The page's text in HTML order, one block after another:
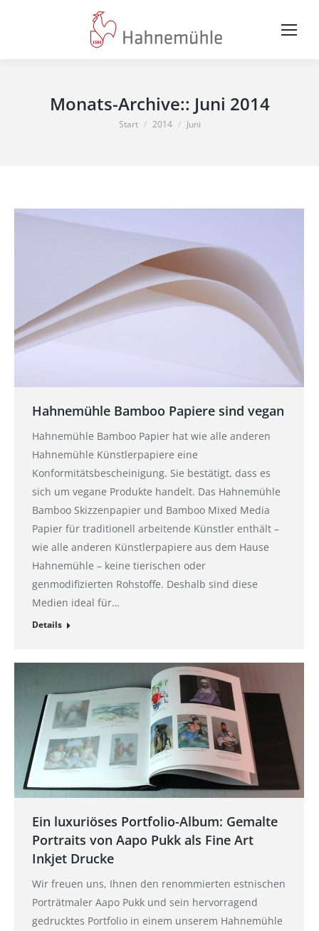
Monats-Archive:: Juni 2014
Sie befinden sich hier:
Start 2014 Juni
Hahnemühle Bamboo Papiere sind vegan
Hahnemühle Bamboo Papier hat wie alle anderen
Hahnemühle Künstlerpapiere eine
Konformitätsbescheinigung. Sie bestätigt, dass es
sich um vegane Produkte handelt. Das Hahnemühle
Bamboo Skizzenpapier und Bamboo Mixed Media
Papier für traditionell arbeitende Künstler enthält –
wie alle anderen Künstlerpapiere aus dem Hause
Hahnemühle – keine tierischen oder
genmodifizierten Rohstoffe. Deshalb sind diese
Medien ideal für…
Details
Ein luxuriöses Portfolio-Album: Gemalte
Portraits von Aapo Pukk als Fine Art
Inkjet Drucke
Wir freuen uns, Ihnen den renommierten estnischen
Porträtmaler Aapo Pukk und sein hervorragend
gedrucktes Portfolio in einem unserem Hahnemühle